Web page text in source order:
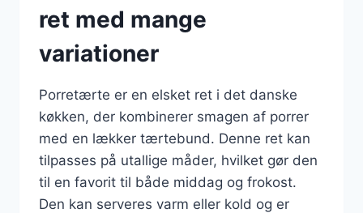
ret med mange
variationer
Porretærte er en elsket ret i det danske
køkken, der kombinerer smagen af porrer
med en lækker tærtebund. Denne ret kan
tilpasses på utallige måder, hvilket gør den
til en favorit til både middag og frokost.
Den kan serveres varm eller kold og er